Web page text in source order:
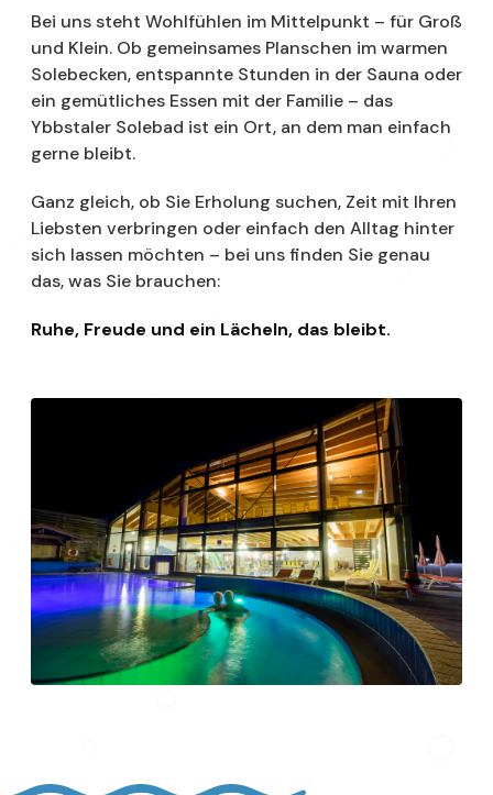
Bei uns steht Wohlfühlen im Mittelpunkt – für Groß
und Klein. Ob gemeinsames Planschen im warmen
Solebecken, entspannte Stunden in der Sauna oder
ein gemütliches Essen mit der Familie – das
Ybbstaler Solebad ist ein Ort, an dem man einfach
gerne bleibt.
Ganz gleich, ob Sie Erholung suchen, Zeit mit Ihren
Liebsten verbringen oder einfach den Alltag hinter
sich lassen möchten – bei uns finden Sie genau
das, was Sie brauchen:
Ruhe, Freude und ein Lächeln, das bleibt.